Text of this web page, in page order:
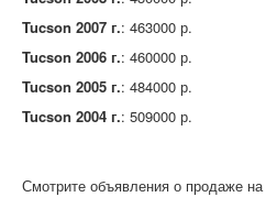
Tucson 2007 г.: 463000 р.
Tucson 2006 г.: 460000 р.
Tucson 2005 г.: 484000 р.
Tucson 2004 г.: 509000 р.
Смотрите объявления о продаже на